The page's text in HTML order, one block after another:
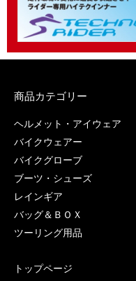
商品カテゴリー
ヘルメット・アイウェア
バイクウェアー
バイクグローブ
ブーツ・シューズ
レインギア
バッグ＆ＢＯＸ
ツーリング用品
トップページ